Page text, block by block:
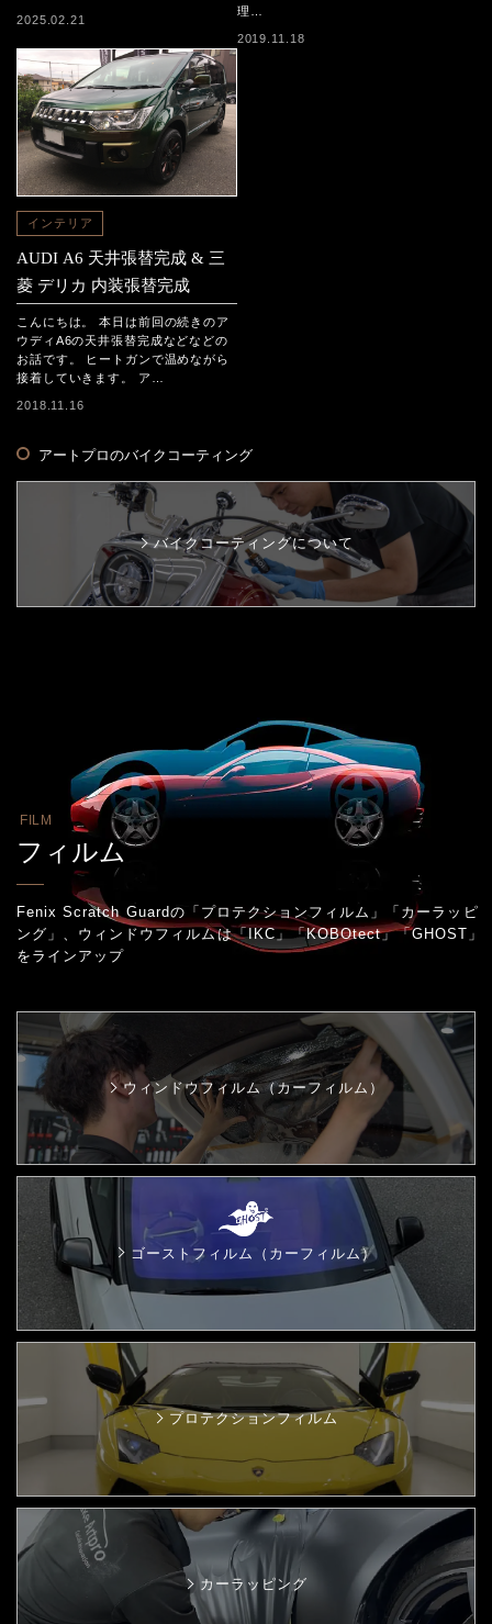
2025.02.21
理…
2019.11.18
インテリア
AUDI A6 天井張替完成 & 三
菱 デリカ 内装張替完成
こんにちは。 本日は前回の続きのア
ウディA6の天井張替完成などなどの
お話です。 ヒートガンで温めながら
接着していきます。 ア…
2018.11.16
アートプロのバイクコーティング
バイクコーティングについて
FILM
フィルム
Fenix Scratch Guardの「プロテクションフィルム」「カーラッピ
ング」、 ウィンドウフィルムは「IKC」「KOBOtect」「GHOST」
をラインアップ
ウィンドウフィルム（カーフィルム）
ゴーストフィルム（カーフィルム）
プロテクションフィルム
カーラッピング